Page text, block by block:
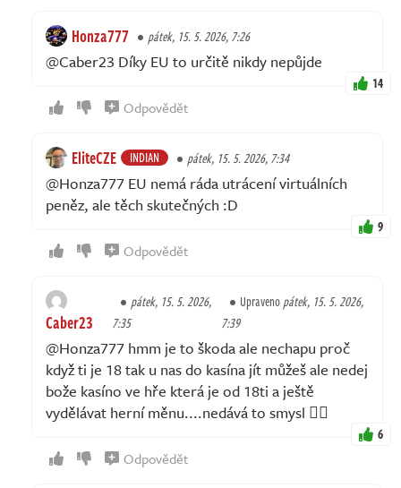
Honza777 pátek, 15. 5. 2026, 7:26
@Caber23 Díky EU to určitě nikdy nepůjde
14
Odpovědět
EliteCZE INDIAN pátek, 15. 5. 2026, 7:34
@Honza777 EU nemá ráda utrácení virtuálních
peněz, ale těch skutečných :D
9
Odpovědět
Caber23
pátek, 15. 5. 2026,
7:35
Upravenopátek, 15. 5. 2026,
7:39
@Honza777 hmm je to škoda ale nechapu proč
když ti je 18 tak u nas do kasína jít můžeš ale nedej
bože kasíno ve hře která je od 18ti a ještě
vydělávat herní měnu....nedává to smysl 🤷‍♂️
6
Odpovědět